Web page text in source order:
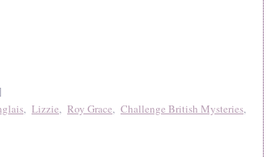
]
, Lizzie, Roy Grace, Challenge British Mysteries,